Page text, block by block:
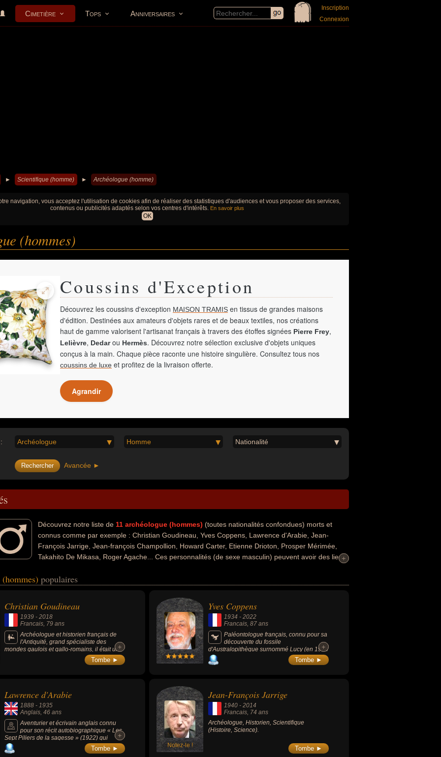
Cimetière Tops Anniversaires
Inscription
Connexion
► Scientifique (homme) ► Archéologue (homme)
navigation, vous acceptez l'utilisation de cookies afin de réaliser des statistiques d'audiences et vous proposer des services,
contenus ou publicités adaptés selon vos centres d'intérêts. En savoir plus
OK
(hommes)
Coussins d'Exception
Découvrez les coussins d'exception MAISON TRAMIS en tissus de grandes maisons
d'édition. Destinées aux amateurs d'objets rares et de beaux textiles, nos créations
haut de gamme valorisent l'artisanat français à travers des étoffes signées Pierre Frey,
Lelièvre, Dedarou Hermès. Découvrez notre sélection exclusive d'objets uniques
conçus à la main. Chaque pièce raconte une histoire singulière. Consultez tous nos
coussins de luxe et profitez de la livraison offerte.
Agrandir
Archéologue Homme Nationalité
Avancée ►
Découvrez notre liste de 11 archéologue (hommes) (toutes nationalités confondues) morts et
connus comme par exemple : Christian Goudineau, Yves Coppens, Lawrence d'Arabie, Jean-
François Jarrige, Jean-françois Champollion, Howard Carter, Etienne Drioton, Prosper Mérimée,
Takahito De Mikasa, Roger Agache... Ces personnalités (de sexe masculin) peuvent avoir des liens
de la géologie, de l'aventure, de la traduction, du gotha ou de la politique. Ces célébrités peuvent également
colonel, militaire, romancier, traducteur, égyptologue, homme d'état, homme politique, linguiste ou prince.
leurs nationalités au moment de leurs morts, ils peuvent avoir été francais, anglais ou japonais par exemple.
+
+
populaires
Christian Goudineau
1939 - 2018
Francais, 79 ans
Archéologue et historien français de
l'Antiquité, grand spécialiste des
mondes gaulois et gallo-romains, il était une
figure majeure de la recherche
archéologique européenne et aura inspiré
+
+
Tombe ►
Yves Coppens
1934 -2022
Francais, 87 ans
Paléontologue français, connu pour sa
découverte du fossile
d'Australopithèque surnommé Lucy (en 1974
en Éthiopie).
+
+
Tombe ►
Lawrence d'Arabie
1888 - 1935
Anglais, 46 ans
Aventurier et écrivain anglais connu
pour son récit autobiographique « Les
Sept Piliers de la sagesse » (1922) qui
raconte ses périples quand il était officier de
liaison britannique durant la grande révolte
+
+
Tombe ► Notez-le !
Jean-François Jarrige
1940 -2014
Francais, 74 ans
Archéologue, Historien, Scientifique
(Histoire, Science).
Tombe ►